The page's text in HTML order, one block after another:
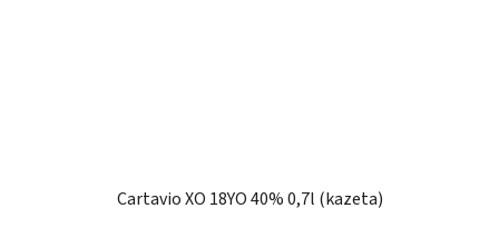
Cartavio XO 18YO 40% 0,7l (kazeta)